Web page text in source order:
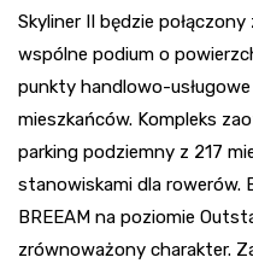
Skyliner II będzie
wspólne podium o
punkty handlowo-
mieszkańców. Kompleks
parking podziemny z 217
stanowiskami dla rowerów.
BREEAM na poziomie
zrównoważony charakter.